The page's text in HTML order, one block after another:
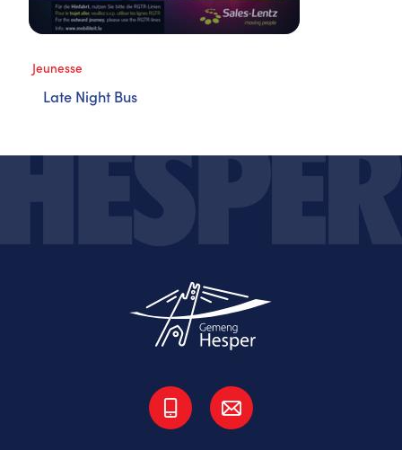
Jeunesse
Late Night Bus